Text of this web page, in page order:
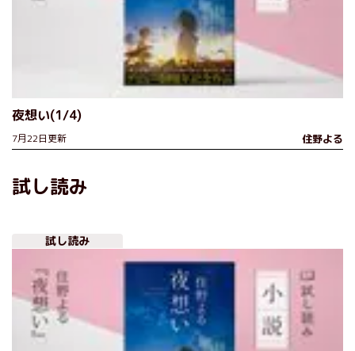
夜想い(1/4)
7月22日更新 住野よる
試し読み
試し読み